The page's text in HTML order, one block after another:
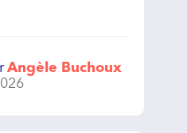
Angèle Buchoux